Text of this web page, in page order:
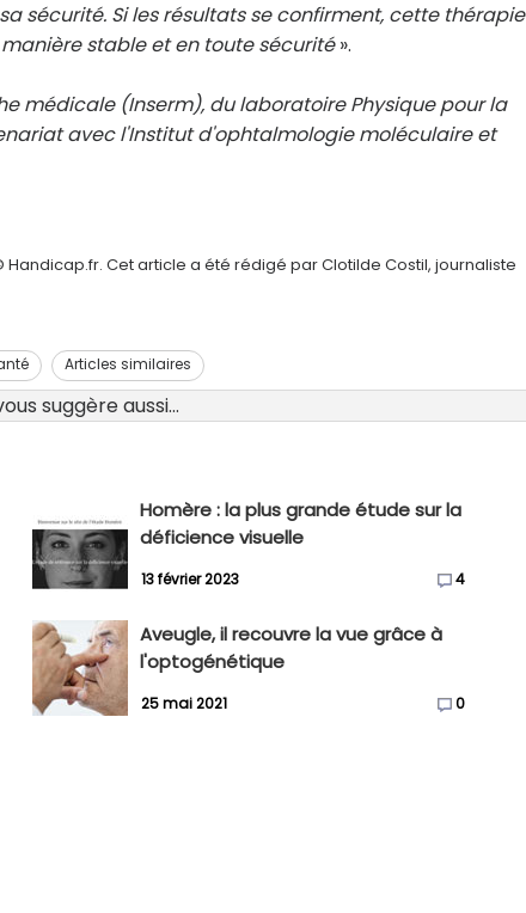
sécurité. Si les résultats se confirment, cette thérapie
stable et en toute sécurité».
médicale (Inserm), du laboratoire Physique pour la
avec l'Institut d'ophtalmologie moléculaire et
Cet article a été rédigé par Clotilde Costil, journaliste
Articles similaires
suggère aussi...
Homère : la plus grande étude sur la
déficience visuelle
13 février 2023 4
Aveugle, il recouvre la vue grâce à
l'optogénétique
25 mai 2021 0